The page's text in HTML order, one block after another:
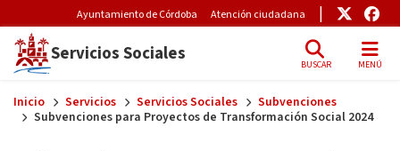
Pre-Header Microsite
Ayuntamiento de Córdoba Atención ciudadana Enlace
Servicios Sociales BUSCAR MENÚ
Inicio Servicios Servicios Sociales
Subvenciones
Subvenciones para Proyectos de Transformación Social 2024